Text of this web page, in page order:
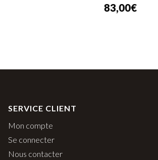
83,00€
SERVICE CLIENT
Mon compte
Se connecter
Nous contacter